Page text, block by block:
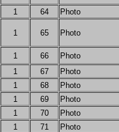
1 64 Photo
1 65 Photo
1 66
Photo
1 67
Photo
1 68
Photo
1 69
Photo
1 70
Photo
1 71
Photo